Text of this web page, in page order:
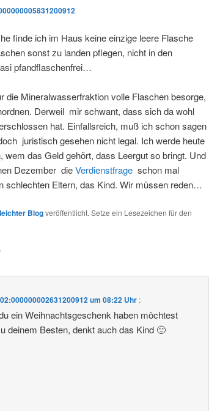
finde ich im Haus keine einzige leere Flasche
sonst zu landen pflegen, nicht in den
pfandflaschenfrei…
die Mineralwasserfraktion volle Flaschen besorge,
Derweil mir schwant, dass sich da wohl
hat. Einfallsreich, muß ich schon sagen
juristisch gesehen nicht legal. Ich werde heute
wem das Geld gehört, dass Leergut so bringt. Und
Dezember dieVerdienstfrage schon mal
schlechten Eltern, das Kind. Wir müssen reden…
Blogveröffentlicht. Setze ein Lesezeichen für den
“
um 08:22 Uhr :
ein Weihnachtsgeschenk haben möchtest
deinem Besten, denkt auch das Kind 🙂